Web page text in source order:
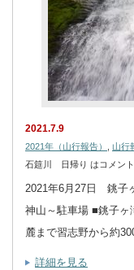
2021.7.9
2021年（山行報告）
山行
石筵川 日帰り は コメン
2021年6月27日 銚子
神山～駐車場 ■銚子
麓まで習志野から約
詳細を見る